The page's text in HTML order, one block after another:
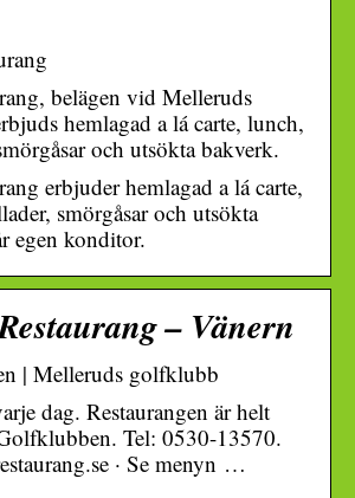
belägen vid Melleruds
hemlagad a lá carte, lunch,
och utsökta bakverk.
erbjuder hemlagad a lá carte,
smörgåsar och utsökta
egen konditor.
– Vänern
| Melleruds golfklubb
dag. Restaurangen är helt
Tel: 0530-13570.
· Se menyn …